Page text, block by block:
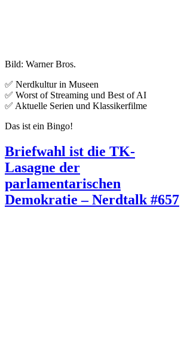
Bild: Warner Bros.
✅ Nerdkultur in Museen
✅ Worst of Streaming und Best of AI
✅ Aktuelle Serien und Klassikerfilme
Das ist ein Bingo!
Briefwahl ist die TK-
Lasagne der
parlamentarischen
Demokratie – Nerdtalk #657